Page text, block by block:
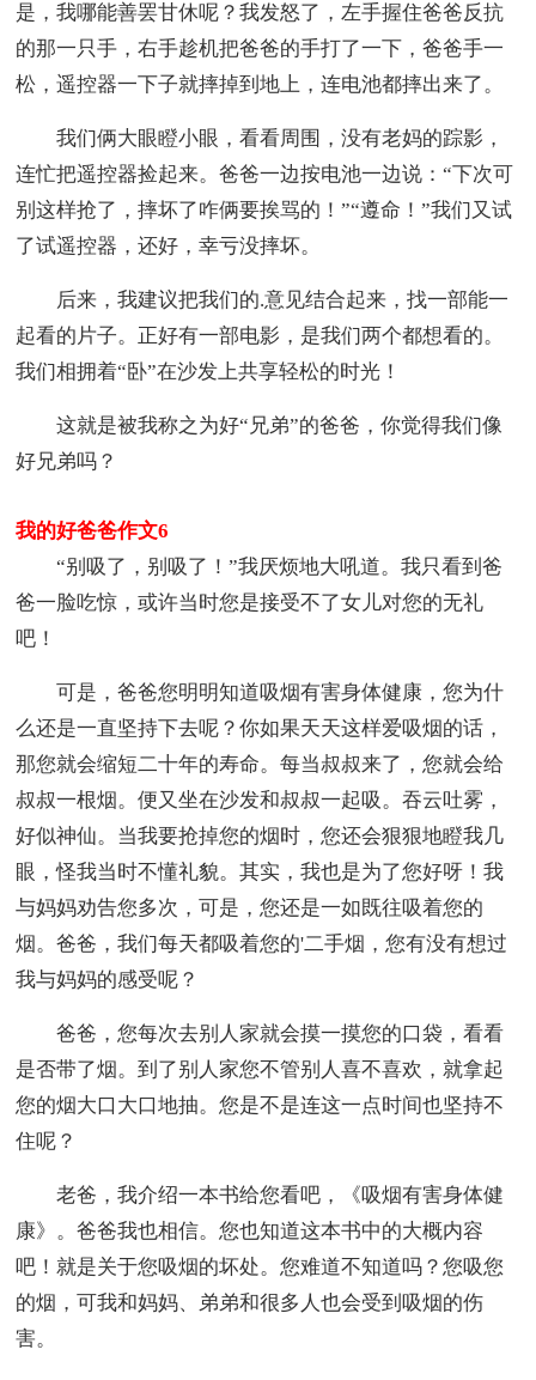
是，我哪能善罢甘休呢？我发怒了，左手握住爸爸反抗
的那一只手，右手趁机把爸爸的手打了一下，爸爸手一
松，遥控器一下子就摔掉到地上，连电池都摔出来了。
我们俩大眼瞪小眼，看看周围，没有老妈的踪影，
连忙把遥控器捡起来。爸爸一边按电池一边说：“下次可
别这样抢了，摔坏了咋俩要挨骂的！”“遵命！”我们又试
了试遥控器，还好，幸亏没摔坏。
后来，我建议把我们的.意见结合起来，找一部能一
起看的片子。正好有一部电影，是我们两个都想看的。
我们相拥着“卧”在沙发上共享轻松的时光！
这就是被我称之为好“兄弟”的爸爸，你觉得我们像
好兄弟吗？
我的好爸爸作文6
“别吸了，别吸了！”我厌烦地大吼道。我只看到爸
爸一脸吃惊，或许当时您是接受不了女儿对您的无礼
吧！
可是，爸爸您明明知道吸烟有害身体健康，您为什
么还是一直坚持下去呢？你如果天天这样爱吸烟的话，
那您就会缩短二十年的寿命。每当叔叔来了，您就会给
叔叔一根烟。便又坐在沙发和叔叔一起吸。吞云吐雾，
好似神仙。当我要抢掉您的烟时，您还会狠狠地瞪我几
眼，怪我当时不懂礼貌。其实，我也是为了您好呀！我
与妈妈劝告您多次，可是，您还是一如既往吸着您的
烟。爸爸，我们每天都吸着您的'二手烟，您有没有想过
我与妈妈的感受呢？
爸爸，您每次去别人家就会摸一摸您的口袋，看看
是否带了烟。到了别人家您不管别人喜不喜欢，就拿起
您的烟大口大口地抽。您是不是连这一点时间也坚持不
住呢？
老爸，我介绍一本书给您看吧，《吸烟有害身体健
康》。爸爸我也相信。您也知道这本书中的大概内容
吧！就是关于您吸烟的坏处。您难道不知道吗？您吸您
的烟，可我和妈妈、弟弟和很多人也会受到吸烟的伤
害。